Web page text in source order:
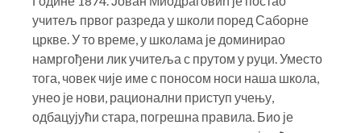
учитељ првог разреда у школи поред Саборне
цркве. У то време, у школама је доминирао
намргођени лик учитеља с прутом у руци. Уместо
тога, човек чије име с поносом носи наша школа,
унео је нови, рационални приступ учењу,
одбацујући стара, погрешна правила. Био је